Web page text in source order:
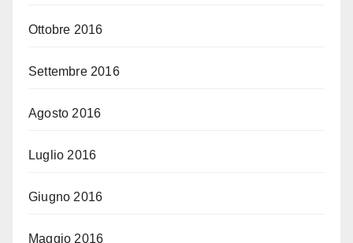
Ottobre 2016
Settembre 2016
Agosto 2016
Luglio 2016
Giugno 2016
Maggio 2016